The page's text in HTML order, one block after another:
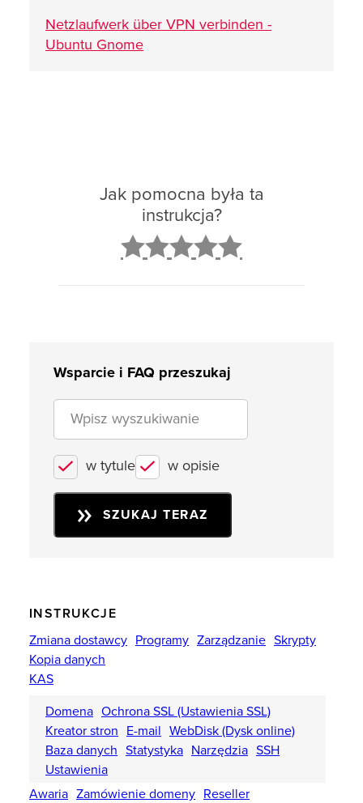
Netzlaufwerk über VPN verbinden -
Ubuntu Gnome
Jak pomocna była ta
instrukcja?
Wsparcie i FAQ przeszukaj
w tytule w opisie
SZUKAJ TERAZ
INSTRUKCJE
Zmiana dostawcy Programy Zarządzanie Skrypty
Kopia danych
KAS
Domena Ochrona SSL (Ustawienia SSL)
Kreator stron E-mail WebDisk (Dysk online)
Baza danych Statystyka Narzędzia SSH
Ustawienia
Awaria Zamówienie domeny Reseller